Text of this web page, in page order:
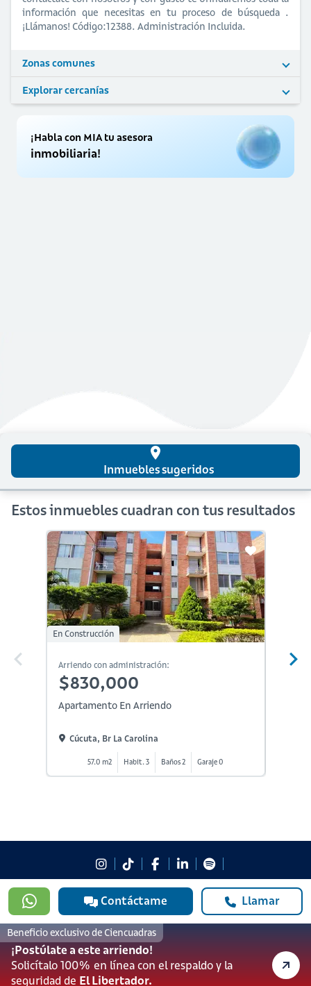
Contáctame Llamar
Beneficio exclusivo de Ciencuadras
¡Postúlate a este arriendo!
Solicítalo 100% en línea con el respaldo y la
seguridad de El Libertador.
información que necesitas en tu proceso de búsqueda .
¡Llámanos! Código:12388. Administración Incluida.
Zonas comunes
Explorar cercanías
¡Habla con MIA tu asesora
inmobiliaria!
place
Inmuebles sugeridos
Estos inmuebles cuadran con tus resultados
En Construcción
Arriendo con administración:
$830,000
Apartamento En Arriendo
Cúcuta, Br La Carolina
57.0 m2 Habit. 3 Baños 2 Garaje 0
#923
601 3905331
lineadesoporte923@serviciosbolivar.com
Canales de preferencia
Preguntas frecuentes